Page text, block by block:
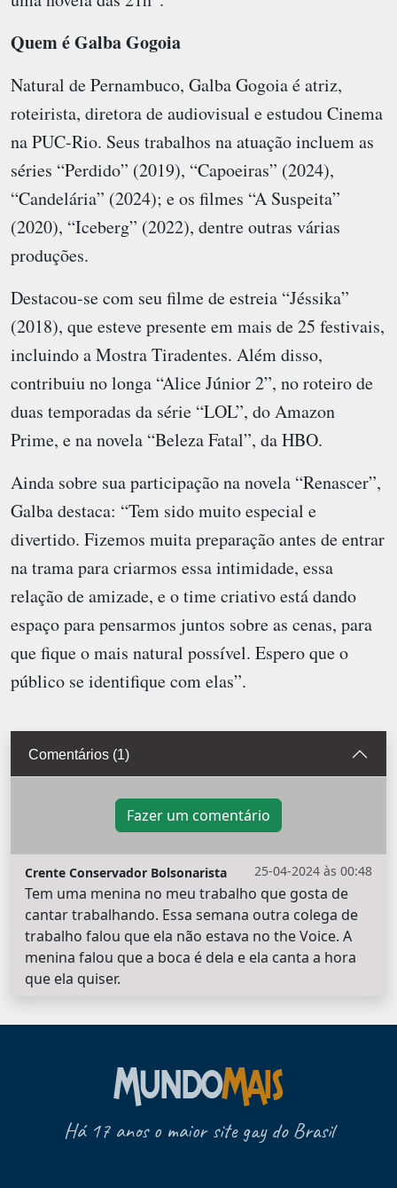
Quem é Galba Gogoia
Natural de Pernambuco, Galba Gogoia é atriz,
roteirista, diretora de audiovisual e estudou Cinema
na PUC-Rio. Seus trabalhos na atuação incluem as
séries “Perdido” (2019), “Capoeiras” (2024),
“Candelária” (2024); e os filmes “A Suspeita”
(2020), “Iceberg” (2022), dentre outras várias
produções.
Destacou-se com seu filme de estreia “Jéssika”
(2018), que esteve presente em mais de 25 festivais,
incluindo a Mostra Tiradentes. Além disso,
contribuiu no longa “Alice Júnior 2”, no roteiro de
duas temporadas da série “LOL”, do Amazon
Prime, e na novela “Beleza Fatal”, da HBO.
Ainda sobre sua participação na novela “Renascer”,
Galba destaca: “Tem sido muito especial e
divertido. Fizemos muita preparação antes de entrar
na trama para criarmos essa intimidade, essa
relação de amizade, e o time criativo está dando
espaço para pensarmos juntos sobre as cenas, para
que fique o mais natural possível. Espero que o
público se identifique com elas”.
Comentários (1)
Fazer um comentário
25-04-2024 às 00:48
Crente Conservador Bolsonarista
Tem uma menina no meu trabalho que gosta de
cantar trabalhando. Essa semana outra colega de
trabalho falou que ela não estava no the Voice. A
menina falou que a boca é dela e ela canta a hora
que ela quiser.
Há 17 anos o maior site gay do Brasil